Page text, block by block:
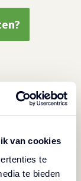
van cookies
te
te bieden